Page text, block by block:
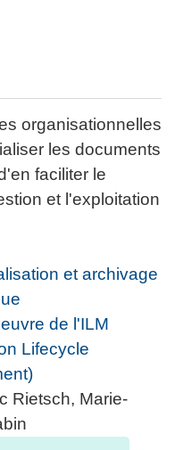
organisationnelles
les documents
faciliter le
et l'exploitation
et archivage
de l'ILM
Lifecycle
Rietsch, Marie-